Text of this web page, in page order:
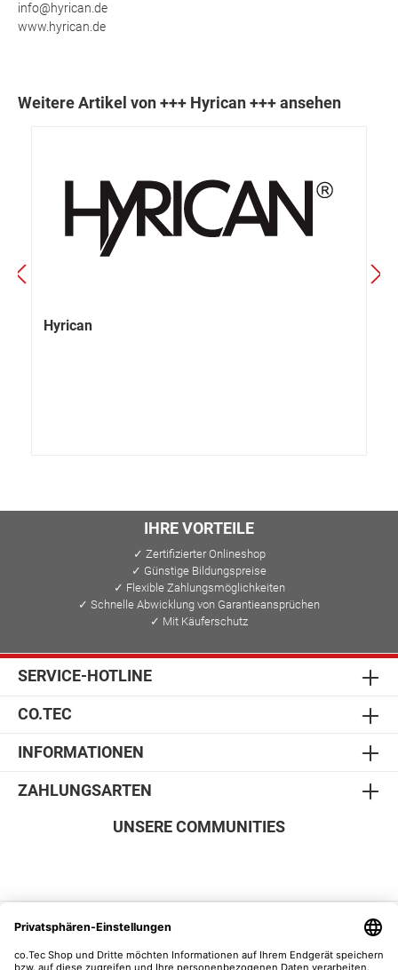
info@hyrican.de
www.hyrican.de
Weitere Artikel von +++ Hyrican +++ ansehen
Hyrican
IHRE VORTEILE
✓ Zertifizierter Onlineshop
✓ Günstige Bildungspreise
✓ Flexible Zahlungsmöglichkeiten
✓ Schnelle Abwicklung von Garantieansprüchen
✓ Mit Käuferschutz
SERVICE-HOTLINE
CO.TEC
INFORMATIONEN
ZAHLUNGSARTEN
SICHER EINKAUFEN
UNSERE COMMUNITIES